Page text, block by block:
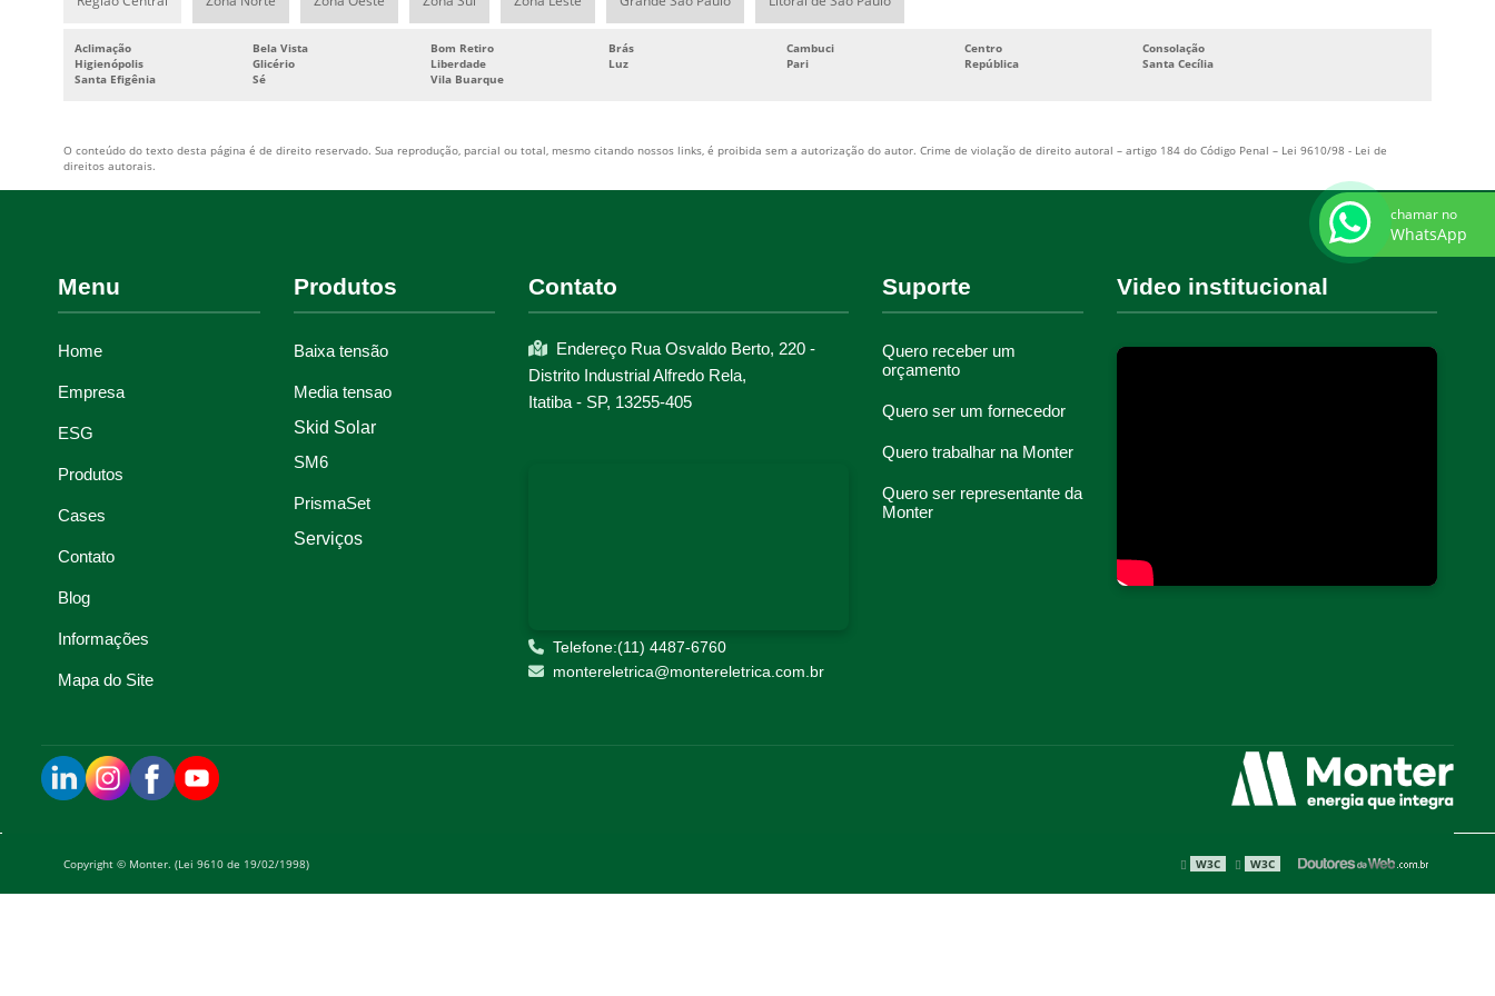
CABINE PRIMARIA ELÉTRICA
COMISSIONAMENTO DE EQUIPAMENTOS
COMISSIONAMENTO DE INSTALAÇÕES ELÉTRICAS
CUBÍCULO DE MÉDIA TENSÃO COMPACTO
EMPRESA DE ENERGIA SOLAR
EMPRESA DE GERAÇÃO CENTRALIZADA
EMPRESA DE GESTÃO DE ENERGIA
EMPRESA DE RETROFIT DE INSTALAÇÕES ELÉTRICAS
Aclimação Bela Vista Bom Retiro Brás Cambuci Centro
Consolação
Higienópolis
Glicério Liberdade Luz Pari República
Santa Cecília
Santa Efigênia
Sé Vila Buarque
O conteúdo do texto desta página é de direito reservado. Sua reprodução, parcial ou total, mesmo citando nossos links, é proibida sem a autorização do autor. Crime de violação de direito autoral – artigo 184 do Código Penal – Lei 9610/98 - Lei de
direitos autorais.
Menu
Home
Empresa
ESG
Produtos
Cases
Contato
Blog
Informações
Mapa do Site
Produtos
Baixa tensão
Media tensao
Skid Solar
SM6
PrismaSet
Serviços
Contato
Endereço Rua Osvaldo Berto, 220 -
Distrito Industrial Alfredo Rela,
Itatiba - SP, 13255-405
Telefone:(11) 4487-6760
montereletrica@montereletrica.com.br
Suporte
Quero receber um
orçamento
Quero ser um fornecedor
Quero trabalhar na Monter
Quero ser representante da
Monter
Video institucional
Copyright © Monter. (Lei 9610 de 19/02/1998) W3C W3C
chamar no
WhatsApp